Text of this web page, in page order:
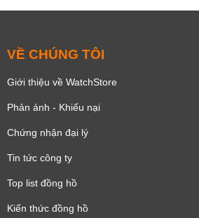
VỀ CHÚNG TÔI
Giới thiệu về WatchStore
Phản ánh - Khiếu nại
Chứng nhận đại lý
Tin tức công ty
Top list đồng hồ
Kiến thức đồng hồ